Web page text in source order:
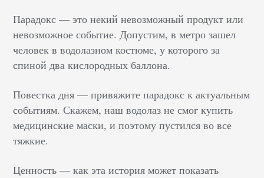
Парадокс — это некий невозможный продукт или
невозможное событие. Допустим, в метро зашел
человек в водолазном костюме, у которого за
спиной два кислородных баллона.
Повестка дня — привяжите парадокс к актуальным
событиям. Скажем, наш водолаз не смог купить
медицинские маски, и поэтому пустился во все
тяжкие.
Ценность — как эта история может показать